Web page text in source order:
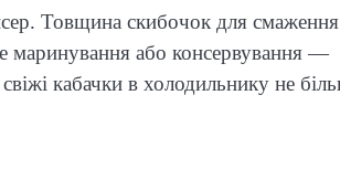
Товщина скибочок для
маринування або консервування —
кабачки в холодильнику не